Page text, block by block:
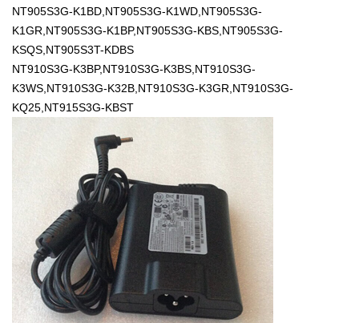
NT905S3G-K1BD,NT905S3G-K1WD,NT905S3G-
K1GR,NT905S3G-K1BP,NT905S3G-KBS,NT905S3G-
KSQS,NT905S3T-KDBS
NT910S3G-K3BP,NT910S3G-K3BS,NT910S3G-
K3WS,NT910S3G-K32B,NT910S3G-K3GR,NT910S3G-
KQ25,NT915S3G-KBST